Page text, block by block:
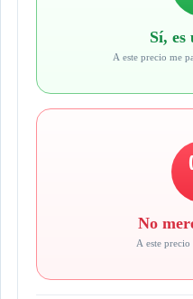
Sí, es
A este precio me
No
A este precio